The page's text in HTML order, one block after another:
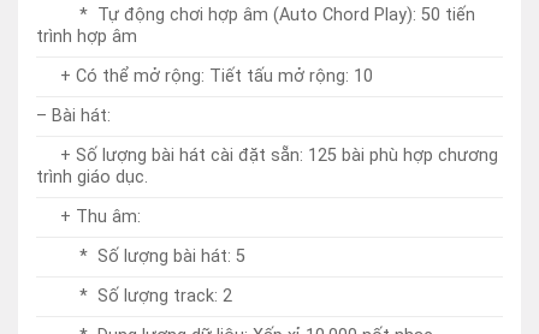
+ Số lượng bài hát cài đặt sẵn: 125 bài phù hợp chương
trình giáo dục.
+ Thu âm:
* Số lượng bài hát: 5
* Số lượng track: 2
* Dung lượng dữ liệu: Xấp xỉ 10.000 nốt nhạc.
+ Định dạng dữ liệu tương thích:
* Phát lại: SMF định dạng 0 và 1.
* Thu âm: Định dạng tệp gốc.